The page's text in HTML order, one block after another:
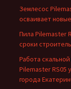
Землесос
осваивает
Пила Pilemaster
сроки
Работа
Pilemaster RS05
города